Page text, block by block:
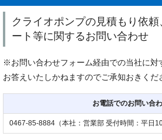
クライオポンプの見積もり依
ート等に関するお問い合わせ
※お問い合わせフォーム経由での当社に対
お答えいたしかねますのでご承知おきくだ
お電話でのお問い合
0467-85-8884（本社：営業部 受付時間：平日